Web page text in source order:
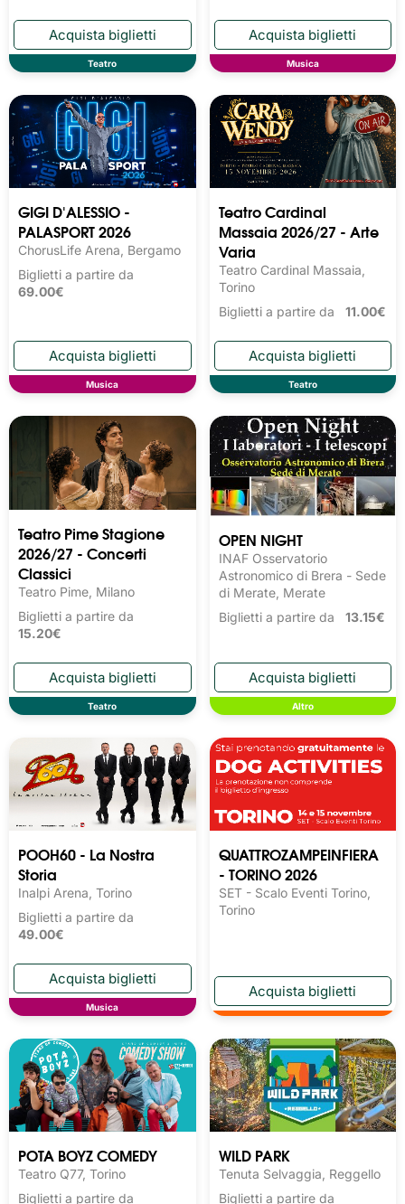
Teatro Musica
GIGI D'ALESSIO -
PALASPORT 2026
ChorusLife Arena, Bergamo
Biglietti a partire da
69.00€
Musica
Teatro Cardinal
Massaia 2026/27 - Arte
Varia
Teatro Cardinal Massaia,
Torino
Biglietti a partire da 11.00€
Teatro
Teatro Pime Stagione
2026/27 - Concerti
Classici
Teatro Pime, Milano
Biglietti a partire da
15.20€
Teatro
OPEN NIGHT
INAF Osservatorio
Astronomico di Brera - Sede
di Merate, Merate
Biglietti a partire da 13.15€
Altro
POOH60 - La Nostra
Storia
Inalpi Arena, Torino
Biglietti a partire da
49.00€
Musica
QUATTROZAMPEINFIERA
- TORINO 2026
SET - Scalo Eventi Torino,
Torino
POTA BOYZ COMEDY
Teatro Q77, Torino
Biglietti a partire da
WILD PARK
Tenuta Selvaggia, Reggello
Biglietti a partire da